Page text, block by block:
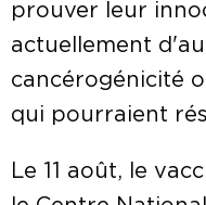
prouver leur
actuellement
cancérogénicité
qui pourraient
Le 11 août, le